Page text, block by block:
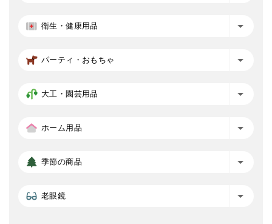
衛生・健康用品
パーティ・おもちゃ
大工・園芸用品
ホーム用品
季節の商品
老眼鏡